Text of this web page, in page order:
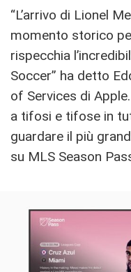
“L’arrivo di Lionel
momento storico
rispecchia
Soccer” ha detto
of Services di
a tifosi e tifose in
guardare il più
su MLS Season